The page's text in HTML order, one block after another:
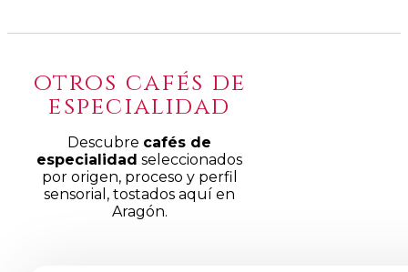
otros cafés de
especialidad
Descubre cafés de
especialidad seleccionados
por origen, proceso y perfil
sensorial, tostados aquí en
Aragón.